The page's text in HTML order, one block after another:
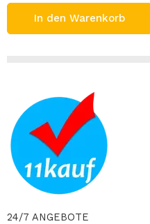
In den Warenkorb
24/7 ANGEBOTE